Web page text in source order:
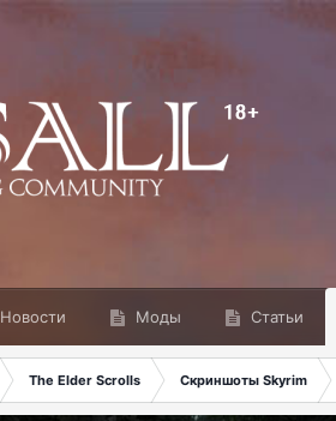
Новости Моды Статьи
The Elder Scrolls Скриншоты Skyrim